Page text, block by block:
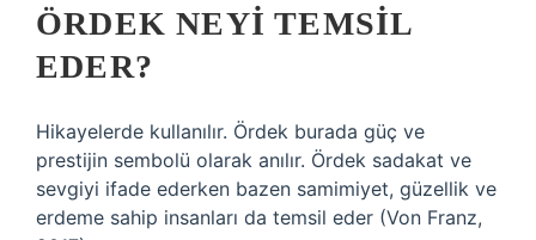
ÖRDEK NEYI TEMSIL
EDER?
Hikayelerde kullanılır. Ördek burada güç ve
prestijin sembolü olarak anılır. Ördek sadakat ve
sevgiyi ifade ederken bazen samimiyet, güzellik ve
erdeme sahip insanları da temsil eder (Von Franz,